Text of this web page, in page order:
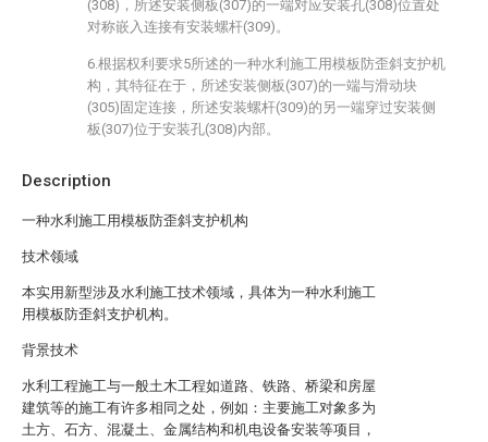
Description
一种水利施工用模板防歪斜支护机构
技术领域
本实用新型涉及水利施工技术领域，具体为一种水利施工
用模板防歪斜支护机构。
背景技术
水利工程施工与一般土木工程如道路、铁路、桥梁和房屋
建筑等的施工有许多相同之处，例如：主要施工对象多为
土方、石方、混凝土、金属结构和机电设备安装等项目，
(308)，所述安装侧板(307)的一端对应安装孔(308)位置处
对称嵌入连接有安装螺杆(309)。
6.根据权利要求5所述的一种水利施工用模板防歪斜支护机
构，其特征在于，所述安装侧板(307)的一端与滑动块
(305)固定连接，所述安装螺杆(309)的另一端穿过安装侧
板(307)位于安装孔(308)内部。